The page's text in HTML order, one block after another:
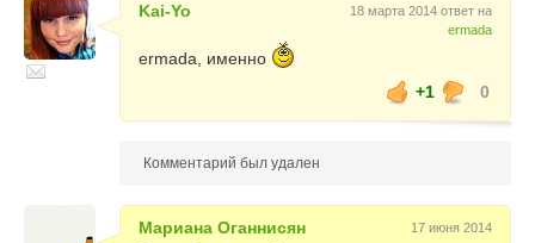
Kai-Yo
18 марта 2014 ответ на
ermada
ermada, именно
+1
0
Комментарий был удален
Мариана Оганнисян 17 июня 2014